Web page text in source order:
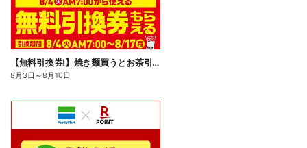
【無料引換券!】焼き麺買うとお茶引換券貰える!
8月3日 ～8月10日